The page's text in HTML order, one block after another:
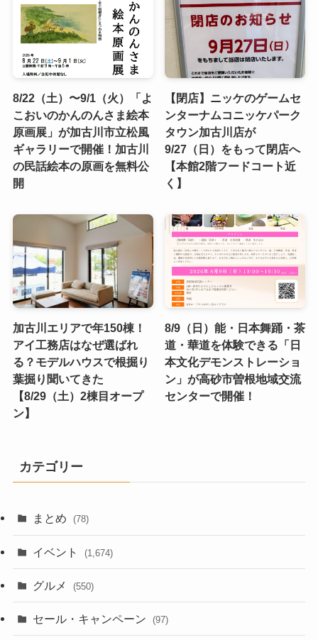
8/22（土）〜9/1（火）「よ
こおいのかんのんさま絵本
原画展」が加古川市立松風
ギャラリーで開催！加古川
の民話絵本の原画を無料公
開
【閉店】ニッケのゲームセ
ンターナムコニッケパーク
タウン加古川店が
9/27（日）をもって閉店へ
【本館2階フードコート近
く】
加古川エリアで年150棟！
アイ工務店はなぜ選ばれ
る？モデルハウスで根掘り
葉掘り聞いてきた
【8/29（土）2棟目オープ
ン】
8/9（日）能・日本舞踊・茶
道・華道を体験できる「日
本文化デモンストレーショ
ン」が高砂市曽根地域交流
センターで開催！
カテゴリー
まとめ (78)
イベント (1,674)
グルメ (550)
セール・キャンペーン (97)